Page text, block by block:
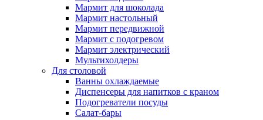
Мармит для шоколада
Мармит настольный
Мармит передвижной
Мармит с подогревом
Мармит электрический
Мультихолдеры
Для столовой
Ванны охлаждаемые
Диспенсеры для напитков с краном
Подогреватели посуды
Салат-бары